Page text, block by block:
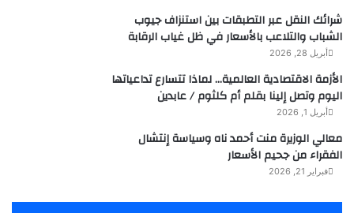
شرائك النقل عبر التطبقات بين استنزاف جيوب
الشباب والتلاعب بالأسعار في ظل غياب الرقابة
أبريل 28, 2026
الأزمة الاقتصادية العالمية… لماذا تتسارع تداعياتها
اليوم وتصل إلينا بقلم أم كلثوم / عابدين
أبريل 1, 2026
معالي الوزيرة منت أحمد ناه وسياسة إنتشال
الفقراء من جحيم الأسعار
فبراير 21, 2026